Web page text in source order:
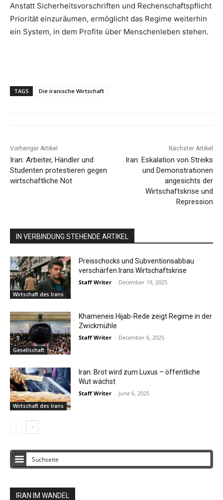
Anstatt Sicherheitsvorschriften und Rechenschaftspflicht
Priorität einzuräumen, ermöglicht das Regime weiterhin
ein System, in dem Profite über Menschenleben stehen.
TAGS Die iranische Wirtschaft
Vorheriger Artikel
Iran: Arbeiter, Händler und
Studenten protestieren gegen
wirtschaftliche Not
Nächster Artikel
Iran: Eskalation von Streiks
und Demonstrationen
angesichts der
Wirtschaftskrise und
Repression
IN VERBINDUNG STEHENDE ARTIKEL
Wirtschaft des Irans
Preisschocks und Subventionsabbau
verschärfen Irans Wirtschaftskrise
Staff Writer - December 19, 2025
Gesellschaft
Khameneis Hijab-Rede zeigt Regime in der
Zwickmühle
Staff Writer - December 6, 2025
Wirtschaft des Irans
Iran: Brot wird zum Luxus – öffentliche
Wut wächst
Staff Writer - June 6, 2025
IRAN IM WANDEL